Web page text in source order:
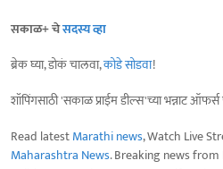
सकाळ+ चेसदस्य व्हा
ब्रेक घ्या, डोकं चालवा,कोडे सोडवा!
शॉपिंगसाठी 'सकाळ प्राईम डील्स'च्या भन्नाट ऑफर्स
Read latestMarathi news, Watch Live
Maharashtra News. Breaking news